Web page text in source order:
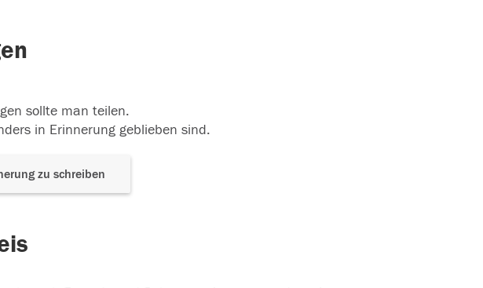
sollte man teilen.
in Erinnerung geblieben sind.
zu schreiben